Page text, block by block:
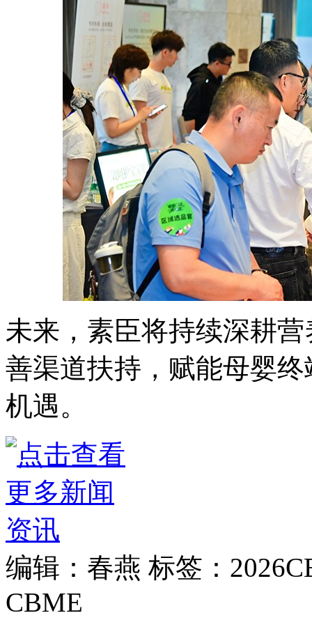
未来，素臣将持续深耕
善渠道扶持，赋能母婴
机遇。
编辑：春燕 标签：
CBME